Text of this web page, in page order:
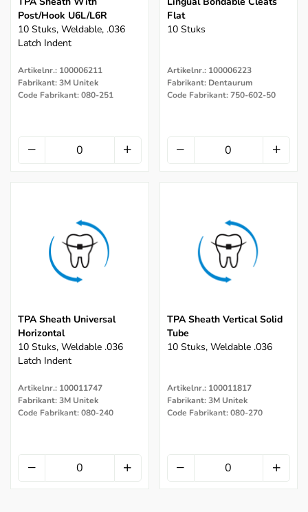
Post/hook U6L/L6R
10 Stuks, Weldable, .036
Latch Indent
Artikelnr.: 100006211
Fabrikant: 3M Unitek
Code Fabrikant: 080-251
Flat
10 Stuks
Artikelnr.: 100006223
Fabrikant: Dentaurum
Code Fabrikant: 750-602-50
TPA Sheath Universal
Horizontal
10 Stuks, Weldable .036
Latch Indent
Artikelnr.: 100011747
Fabrikant: 3M Unitek
Code Fabrikant: 080-240
TPA Sheath Vertical Solid
Tube
10 Stuks, Weldable .036
Artikelnr.: 100011817
Fabrikant: 3M Unitek
Code Fabrikant: 080-270